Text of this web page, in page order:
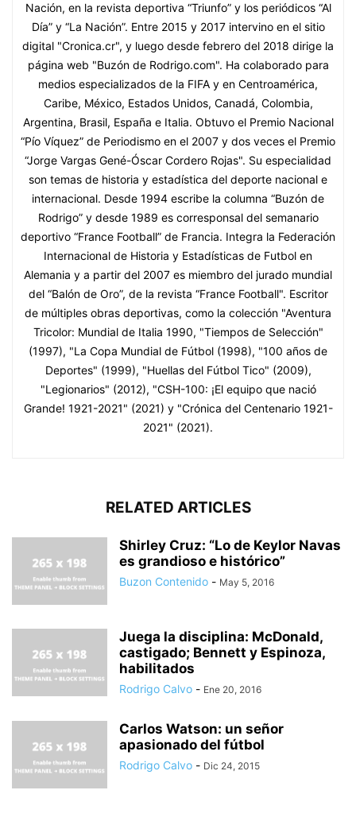
Nación, en la revista deportiva “Triunfo” y los periódicos “Al
Día” y “La Nación”. Entre 2015 y 2017 intervino en el sitio
digital "Cronica.cr", y luego desde febrero del 2018 dirige la
página web "Buzón de Rodrigo.com". Ha colaborado para
medios especializados de la FIFA y en Centroamérica,
Caribe, México, Estados Unidos, Canadá, Colombia,
Argentina, Brasil, España e Italia. Obtuvo el Premio Nacional
“Pío Víquez” de Periodismo en el 2007 y dos veces el Premio
“Jorge Vargas Gené-Óscar Cordero Rojas". Su especialidad
son temas de historia y estadística del deporte nacional e
internacional. Desde 1994 escribe la columna “Buzón de
Rodrigo” y desde 1989 es corresponsal del semanario
deportivo “France Football” de Francia. Integra la Federación
Internacional de Historia y Estadísticas de Futbol en
Alemania y a partir del 2007 es miembro del jurado mundial
del “Balón de Oro”, de la revista “France Football". Escritor
de múltiples obras deportivas, como la colección "Aventura
Tricolor: Mundial de Italia 1990, "Tiempos de Selección"
(1997), "La Copa Mundial de Fútbol (1998), "100 años de
Deportes" (1999), "Huellas del Fútbol Tico" (2009),
"Legionarios" (2012), "CSH-100: ¡El equipo que nació
Grande! 1921-2021" (2021) y "Crónica del Centenario 1921-
2021" (2021).
RELATED ARTICLES
Shirley Cruz: “Lo de Keylor Navas
es grandioso e histórico”
Buzon Contenido - May 5, 2016
Juega la disciplina: McDonald,
castigado; Bennett y Espinoza,
habilitados
Rodrigo Calvo - Ene 20, 2016
Carlos Watson: un señor
apasionado del fútbol
Rodrigo Calvo - Dic 24, 2015